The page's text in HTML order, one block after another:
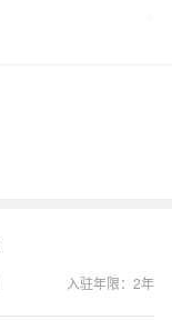
入驻年限： 2年